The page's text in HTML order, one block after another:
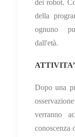
dei robot.
della
ognuno
dall'età.
ATTIVITA’
Dopo una
verranno
conoscenza